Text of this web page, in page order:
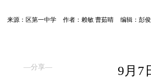
来源：区第一中学 作者：赖敏 曹茹晴 编辑：彭俊
—分享—
9月7